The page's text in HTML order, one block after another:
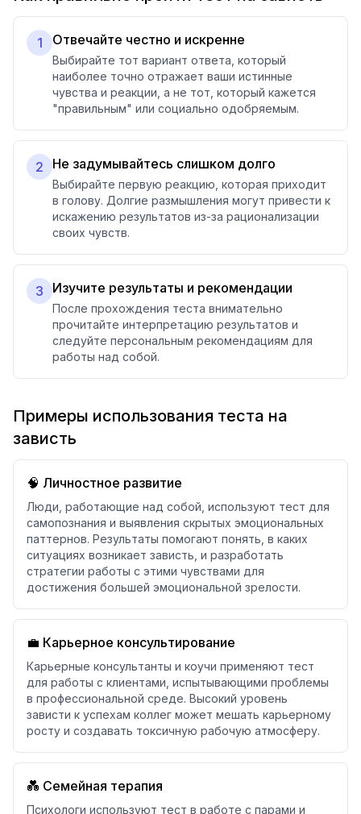
1 Отвечайте честно и искренне
Выбирайте тот вариант ответа, который
наиболее точно отражает ваши истинные
чувства и реакции, а не тот, который кажется
"правильным" или социально одобряемым.
2 Не задумывайтесь слишком долго
Выбирайте первую реакцию, которая приходит
в голову. Долгие размышления могут привести к
искажению результатов из-за рационализации
своих чувств.
3 Изучите результаты и рекомендации
После прохождения теста внимательно
прочитайте интерпретацию результатов и
следуйте персональным рекомендациям для
работы над собой.
Примеры использования теста на
зависть
🧠 Личностное развитие
Люди, работающие над собой, используют тест для
самопознания и выявления скрытых эмоциональных
паттернов. Результаты помогают понять, в каких
ситуациях возникает зависть, и разработать
стратегии работы с этими чувствами для
достижения большей эмоциональной зрелости.
💼 Карьерное консультирование
Карьерные консультанты и коучи применяют тест
для работы с клиентами, испытывающими проблемы
в профессиональной среде. Высокий уровень
зависти к успехам коллег может мешать карьерному
росту и создавать токсичную рабочую атмосферу.
💑 Семейная терапия
Психологи используют тест в работе с парами и